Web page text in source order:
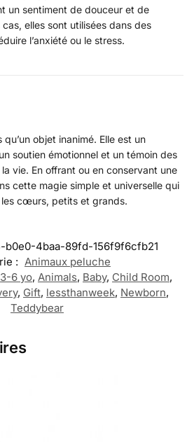
un sentiment de douceur et de
elles sont utilisées dans des
l’anxiété ou le stress.
objet inanimé. Elle est un
soutien émotionnel et un témoin des
vie. En offrant ou en conservant une
cette magie simple et universelle qui
cœurs, petits et grands.
b0e0-4baa-89fd-156f9f6cfb21
: Animaux peluche
3-6 yo, Animals, Baby, Child Room,
, Gift, lessthanweek, Newborn,
Teddybear